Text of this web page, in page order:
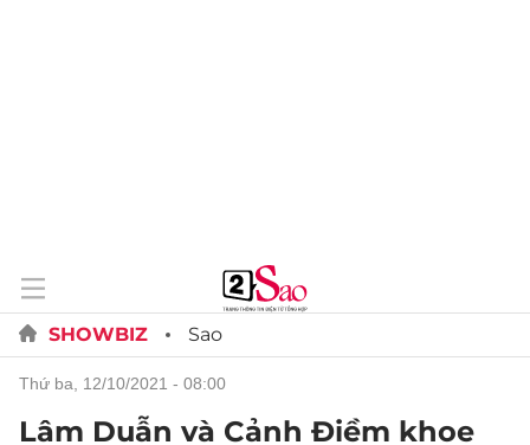
SHOWBIZ Sao
thứ ba, 12/10/2021 - 08:00
Lâm Duẫn và Cảnh Điềm khoe